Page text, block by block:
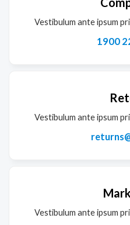
Vestibulum ante ipsum
1900
Vestibulum ante ipsum
Vestibulum ante ipsum